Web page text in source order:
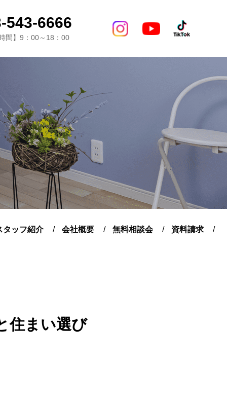
543-6666
間】9：00～18：00
タッフ紹介 会社概要 無料相談会 資料請求
住まい選び